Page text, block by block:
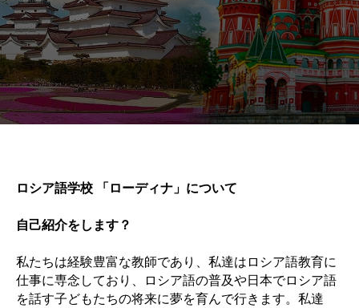
ロシア語学校 「ローディナ」について
自己紹介をします？
私たちは経験豊富な教師であり、私達はロシア語教育に
仕事に専念しており、ロシア語の普及や日本でロシア語
を話す子どもたちの将来に夢を育んで行きます。私達